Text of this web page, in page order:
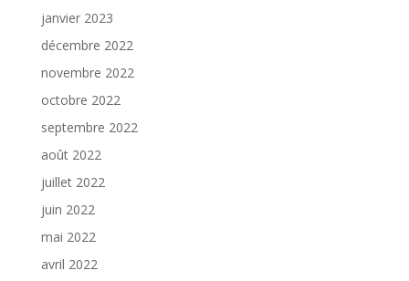
janvier 2023
décembre 2022
novembre 2022
octobre 2022
septembre 2022
août 2022
juillet 2022
juin 2022
mai 2022
avril 2022